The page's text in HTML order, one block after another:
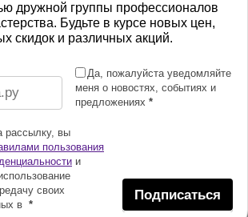
дружной группы профессионалов
Будьте в курсе новых цен,
скидок и различных акций.
Да, пожалуйста уведомляйте
меня о новостях, событиях и
предложениях *
рассылку, вы
пользования
и
своих
в *
Подписаться